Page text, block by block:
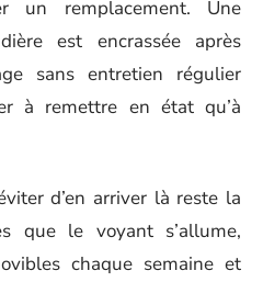
un remplacement. Une
est encrassée après
sans entretien régulier
à remettre en état qu’à
d’en arriver là reste la
que le voyant s’allume,
chaque semaine et